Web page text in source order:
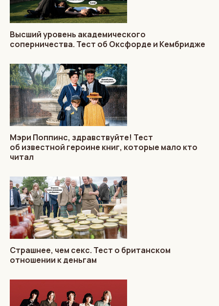
Высший уровень академического
соперничества. Тест об Оксфорде и Кембридже
Мэри Поппинс, здравствуйте! Тест
об известной героине книг, которые мало кто
читал
Страшнее, чем секс. Тест о британском
отношении к деньгам